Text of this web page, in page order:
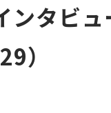
ンタビ
）